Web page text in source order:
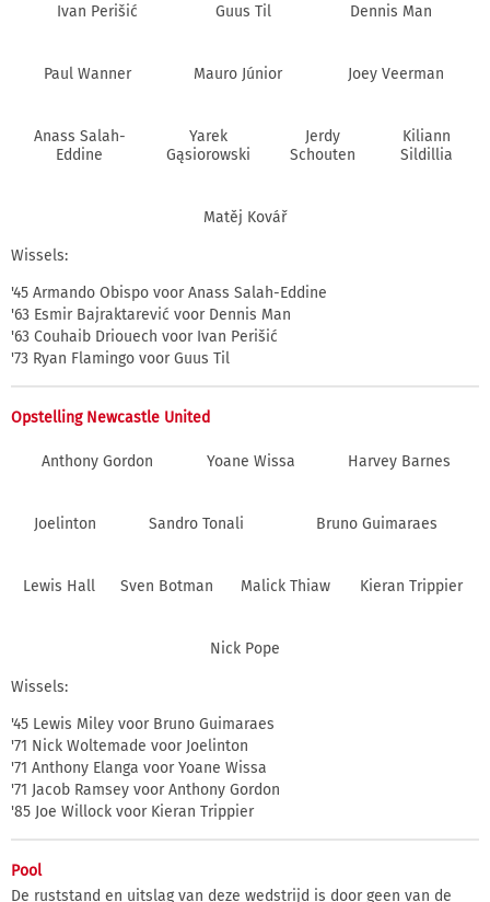
Ivan Perišić Guus Til Dennis Man
Paul Wanner Mauro Júnior Joey Veerman
Anass Salah-
Eddine
Yarek
Gąsiorowski
Jerdy
Schouten
Kiliann
Sildillia
Matěj Kovář
Wissels:
'45 Armando Obispo voor Anass Salah-Eddine
'63 Esmir Bajraktarević voor Dennis Man
'63 Couhaib Driouech voor Ivan Perišić
'73 Ryan Flamingo voor Guus Til
Opstelling Newcastle United
Anthony Gordon Yoane Wissa Harvey Barnes
Joelinton Sandro Tonali Bruno Guimaraes
Lewis Hall Sven Botman Malick Thiaw Kieran Trippier
Nick Pope
Wissels:
'45 Lewis Miley voor Bruno Guimaraes
'71 Nick Woltemade voor Joelinton
'71 Anthony Elanga voor Yoane Wissa
'71 Jacob Ramsey voor Anthony Gordon
'85 Joe Willock voor Kieran Trippier
Pool
De ruststand en uitslag van deze wedstrijd is door geen van de